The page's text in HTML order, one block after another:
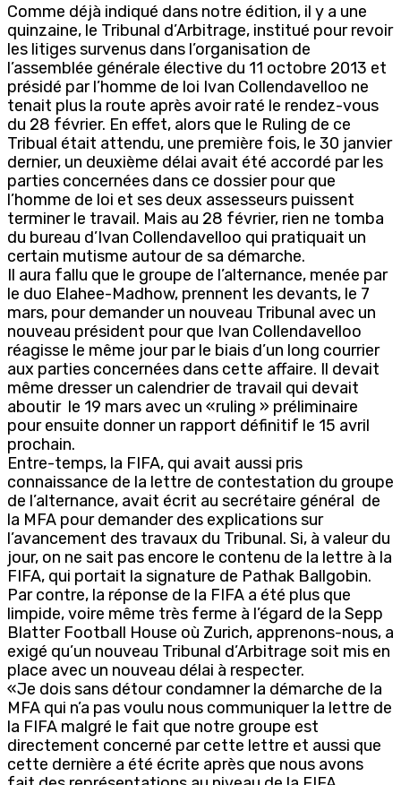
Comme déjà indiqué dans notre édition, il y a une
quinzaine, le Tribunal d’Arbitrage, institué pour revoir
les litiges survenus dans l’organisation de
l’assemblée générale élective du 11 octobre 2013 et
présidé par l’homme de loi Ivan Collendavelloo ne
tenait plus la route après avoir raté le rendez-vous
du 28 février. En effet, alors que le Ruling de ce
Tribual était attendu, une première fois, le 30 janvier
dernier, un deuxième délai avait été accordé par les
parties concernées dans ce dossier pour que
l’homme de loi et ses deux assesseurs puissent
terminer le travail. Mais au 28 février, rien ne tomba
du bureau d’Ivan Collendavelloo qui pratiquait un
certain mutisme autour de sa démarche.
Il aura fallu que le groupe de l’alternance, menée par
le duo Elahee-Madhow, prennent les devants, le 7
mars, pour demander un nouveau Tribunal avec un
nouveau président pour que Ivan Collendavelloo
réagisse le même jour par le biais d’un long courrier
aux parties concernées dans cette affaire. Il devait
même dresser un calendrier de travail qui devait
aboutir le 19 mars avec un «ruling » préliminaire
pour ensuite donner un rapport définitif le 15 avril
prochain.
Entre-temps, la FIFA, qui avait aussi pris
connaissance de la lettre de contestation du groupe
de l’alternance, avait écrit au secrétaire général de
la MFA pour demander des explications sur
l’avancement des travaux du Tribunal. Si, à valeur du
jour, on ne sait pas encore le contenu de la lettre à la
FIFA, qui portait la signature de Pathak Ballgobin.
Par contre, la réponse de la FIFA a été plus que
limpide, voire même très ferme à l’égard de la Sepp
Blatter Football House où Zurich, apprenons-nous, a
exigé qu’un nouveau Tribunal d’Arbitrage soit mis en
place avec un nouveau délai à respecter.
«Je dois sans détour condamner la démarche de la
MFA qui n’a pas voulu nous communiquer la lettre de
la FIFA malgré le fait que notre groupe est
directement concerné par cette lettre et aussi que
cette dernière a été écrite après que nous avons